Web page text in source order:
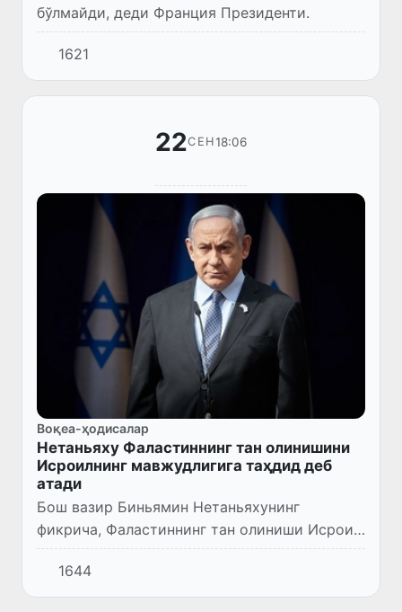
бўлмайди, деди Франция Президенти.
1621
22СЕН18:06
Воқеа-ҳодисалар
Нетаньяху Фаластиннинг тан олинишини
Исроилнинг мавжудлигига таҳдид деб
атади
Бош вазир Биньямин Нетаньяхунинг
фикрича, Фаластиннинг тан олиниши Исроил
учун таҳдиддир.
1644